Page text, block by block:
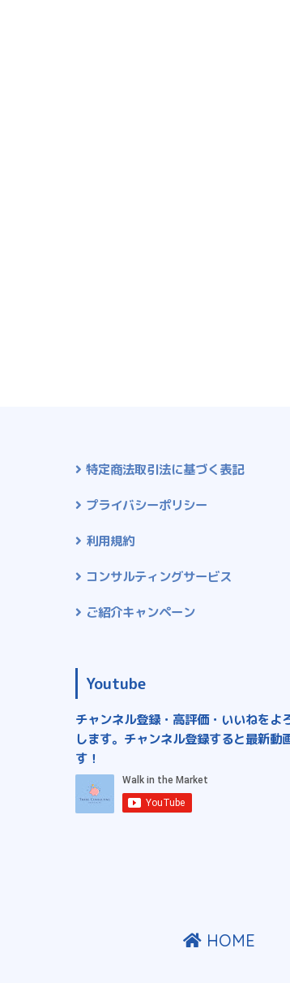
特定商法取引法に基づく表記
プライバシーポリシー
利用規約
コンサルティングサービス
ご紹介キャンペーン
Youtube
チャンネル登録・高評価・いいねをよ
します。チャンネル登録すると最新動
す！
HOME